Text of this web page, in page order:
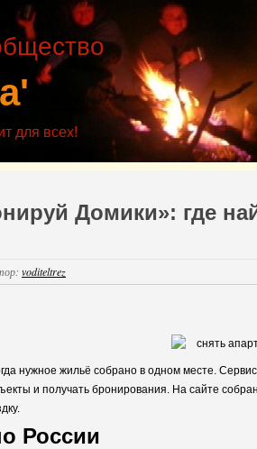
для всех!
Домики»: где
voditeltrez
нужное жильё собрано в одном месте.
и получать бронирования. На сайте
России